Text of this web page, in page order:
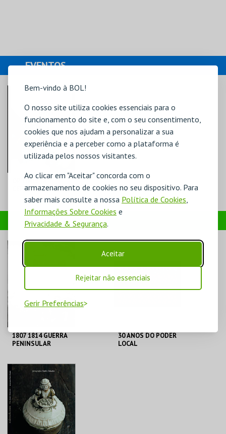
Bem-vindo à BOL!
O nosso site utiliza cookies essenciais para o
funcionamento do site e, com o seu consentimento,
cookies que nos ajudam a personalizar a sua
experiência e a perceber como a plataforma é
utilizada pelos nossos visitantes.
Ao clicar em "Aceitar" concorda com o
armazenamento de cookies no seu dispositivo. Para
saber mais consulte a nossa Política de Cookies,
Informações Sobre Cookies e
Privacidade & Segurança.
Aceitar
Rejeitar não essenciais
Gerir Preferências
EVENTOS
ÓPTIMISTA
CÉPTICO - DIOGO
BATÁGUAS
TEATRO-CINE
TORRES VEDRAS
MAIS INFO
COMPRAR
PRODUTOS
1807 1814 GUERRA
PENINSULAR
VEDRAS
MAIS INFO
COMPRAR
30 ANOS DO PODER
LOCAL